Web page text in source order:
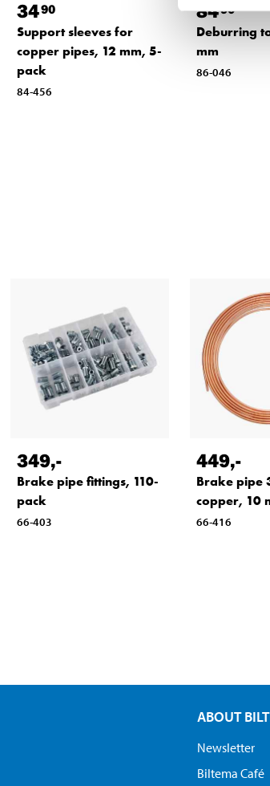
3490
Support sleeves for
copper pipes, 12 mm, 5-
pack
84-456
8490
Deburring
mm
86-046
349,-
Brake pipe fittings, 110-
pack
66-403
449,-
Brake pipe
copper, 10
66-416
ABOUT
Newsletter
Biltema Café